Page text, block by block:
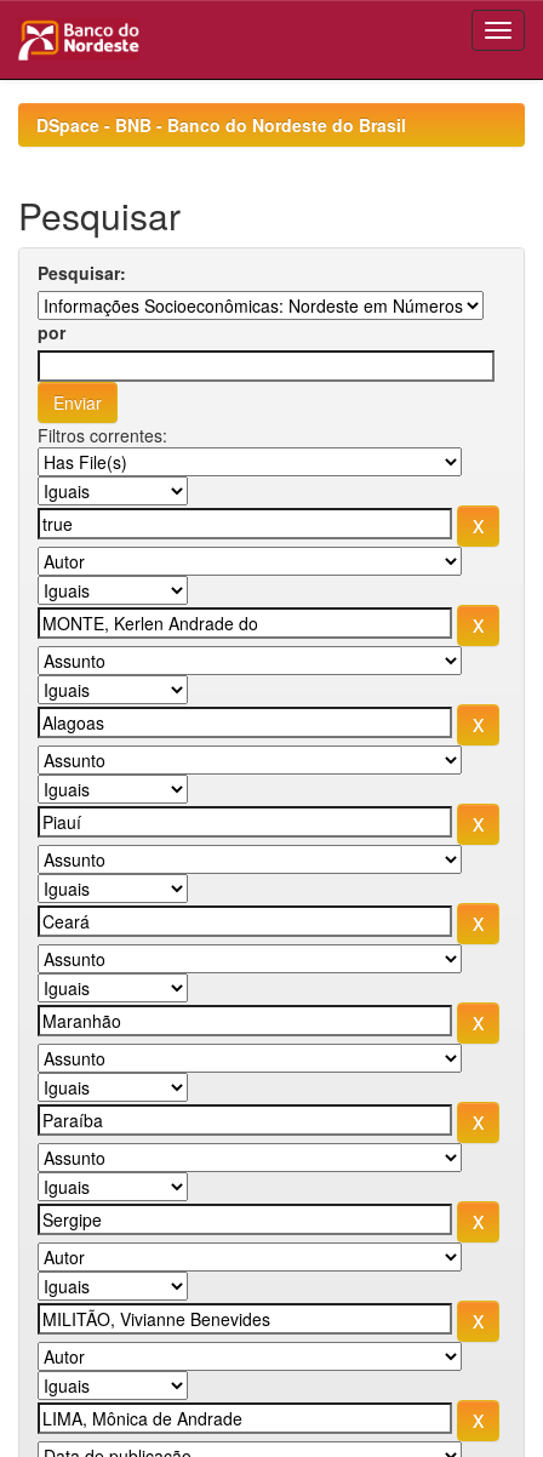
navigationDSpace - BNB - Banco do Nordeste do Brasil
Pesquisar
Pesquisar:
por
Filtros correntes: